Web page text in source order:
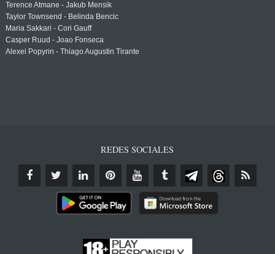
Terence Atmane - Jakub Mensik
Taylor Townsend - Belinda Bencic
Maria Sakkari - Cori Gauff
Casper Ruud - Joao Fonseca
Alexei Popyrin - Thiago Augustin Tirante
REDES SOCIALES